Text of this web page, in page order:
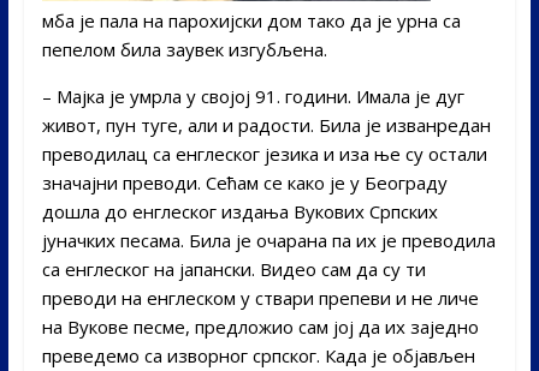
мба је пала на парохијски дом тако да је урна са
пепелом била заувек изгубљена.
– Мајка је умрла у својој 91. години. Имала је дуг
живот, пун туге, али и радости. Била је изванредан
преводилац са енглеског језика и иза ње су остали
значајни преводи. Сећам се како је у Београду
дошла до енглеског издања Вукових Српских
јуначких песама. Била је очарана па их је преводила
са енглеског на јапански. Видео сам да су ти
преводи на енглеском у ствари препеви и не личе
на Вукове песме, предложио сам јој да их заједно
преведемо са изворног српског. Када је објављен